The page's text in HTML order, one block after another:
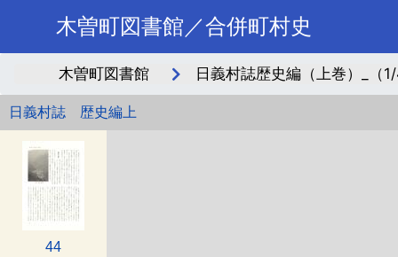
木曽町図書館／合併町村史
木曽町図書館 日義村誌歴史編（上巻）_（